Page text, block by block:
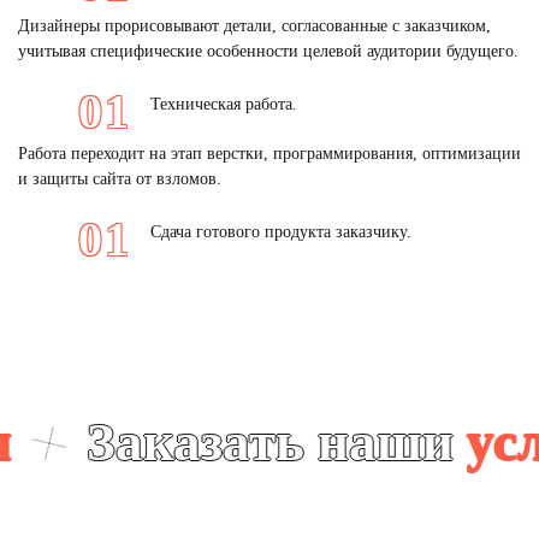
Дизайнеры прорисовывают детали, согласованные с заказчиком,
учитывая специфические особенности целевой аудитории будущего.
Техническая работа.
Работа переходит на этап верстки, программирования, оптимизации
и защиты сайта от взломов.
Сдача готового продукта заказчику.
нашиуслуги